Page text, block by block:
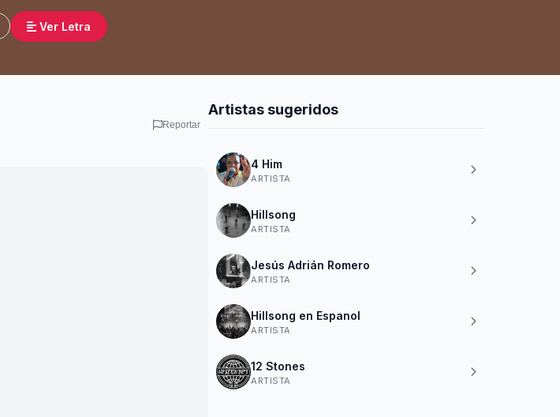
Ver Letra
Reportar
Artistas sugeridos
4 Him
ARTISTA
Hillsong
ARTISTA
Jesús Adrián Romero
ARTISTA
Hillsong en Espanol
ARTISTA
12 Stones
ARTISTA